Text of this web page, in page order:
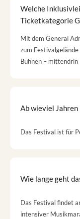
Welche
Ticketkategorie
Mit dem General
zum
Bühnen –
Ab wieviel
Das Festival ist für
Wie lange geht
Das Festival findet
intensiver